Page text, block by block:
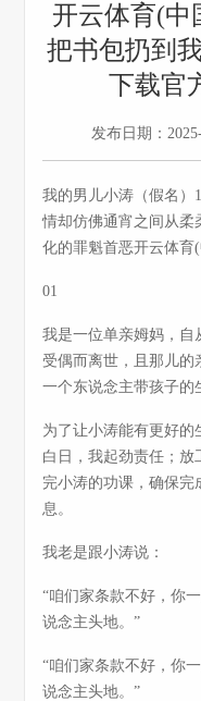
开云体育(中
把书包扔到
下载官
发布日期：
我的男儿小涛（假名）
情却仿佛通宵之间从柔
化的罪魁首恶开云体育
01
我是一位单亲姆妈，自
受偶而离世，且那儿的
一个东说念主带孩子的
为了让小涛能有更好的
白日，我起劲责任；放
完小涛的功课，确保完
息。
我老是跟小涛说：
“咱们家条款不好，你
说念主头地。”
“咱们家条款不好，你
说念主头地。”